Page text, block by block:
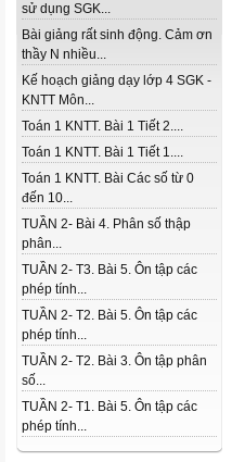
sử dụng SGK...
Bài giảng rất sinh động. Cảm ơn
thầy N nhiều...
Kế hoạch giảng dạy lớp 4 SGK -
KNTT Môn...
Toán 1 KNTT. Bài 1 Tiết 2....
Toán 1 KNTT. Bài 1 Tiết 1....
Toán 1 KNTT. Bài Các số từ 0
đến 10...
TUẦN 2- Bài 4. Phân số thập
phân...
TUẦN 2- T3. Bài 5. Ôn tập các
phép tính...
TUẦN 2- T2. Bài 5. Ôn tập các
phép tính...
TUẦN 2- T2. Bài 3. Ôn tập phân
số...
TUẦN 2- T1. Bài 5. Ôn tập các
phép tính...